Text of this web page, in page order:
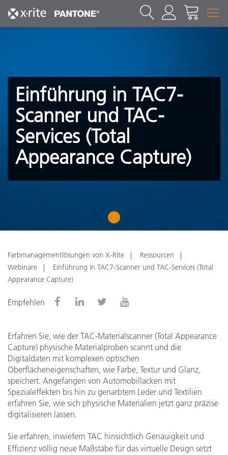
Einführung in TAC7-
Scanner und TAC-
Services (Total
Appearance Capture)
1
Farbmanagementlösungen von X-Rite
Ressourcen
Webinare
Einführung in TAC7-Scanner und TAC-Services (Total
Appearance Capture)
Empfehlen
Erfahren Sie, wie der TAC-Materialscanner (Total Appearance
Capture) physische Materialproben scannt und die
Digitaldaten mit komplexen optischen
Oberflächeneigenschaften, wie Farbe, Textur und Glanz,
speichert. Angefangen von Automobillacken mit
Spezialeffekten bis hin zu genarbtem Leder und Textilien
erfahren Sie, wie sich physische Materialien jetzt ganz präzise
digitalisieren lassen.
Sie erfahren, inwiefern TAC hinsichtlich Genauigkeit und
Effizienz völlig neue Maßstäbe für das virtuelle Design setzt